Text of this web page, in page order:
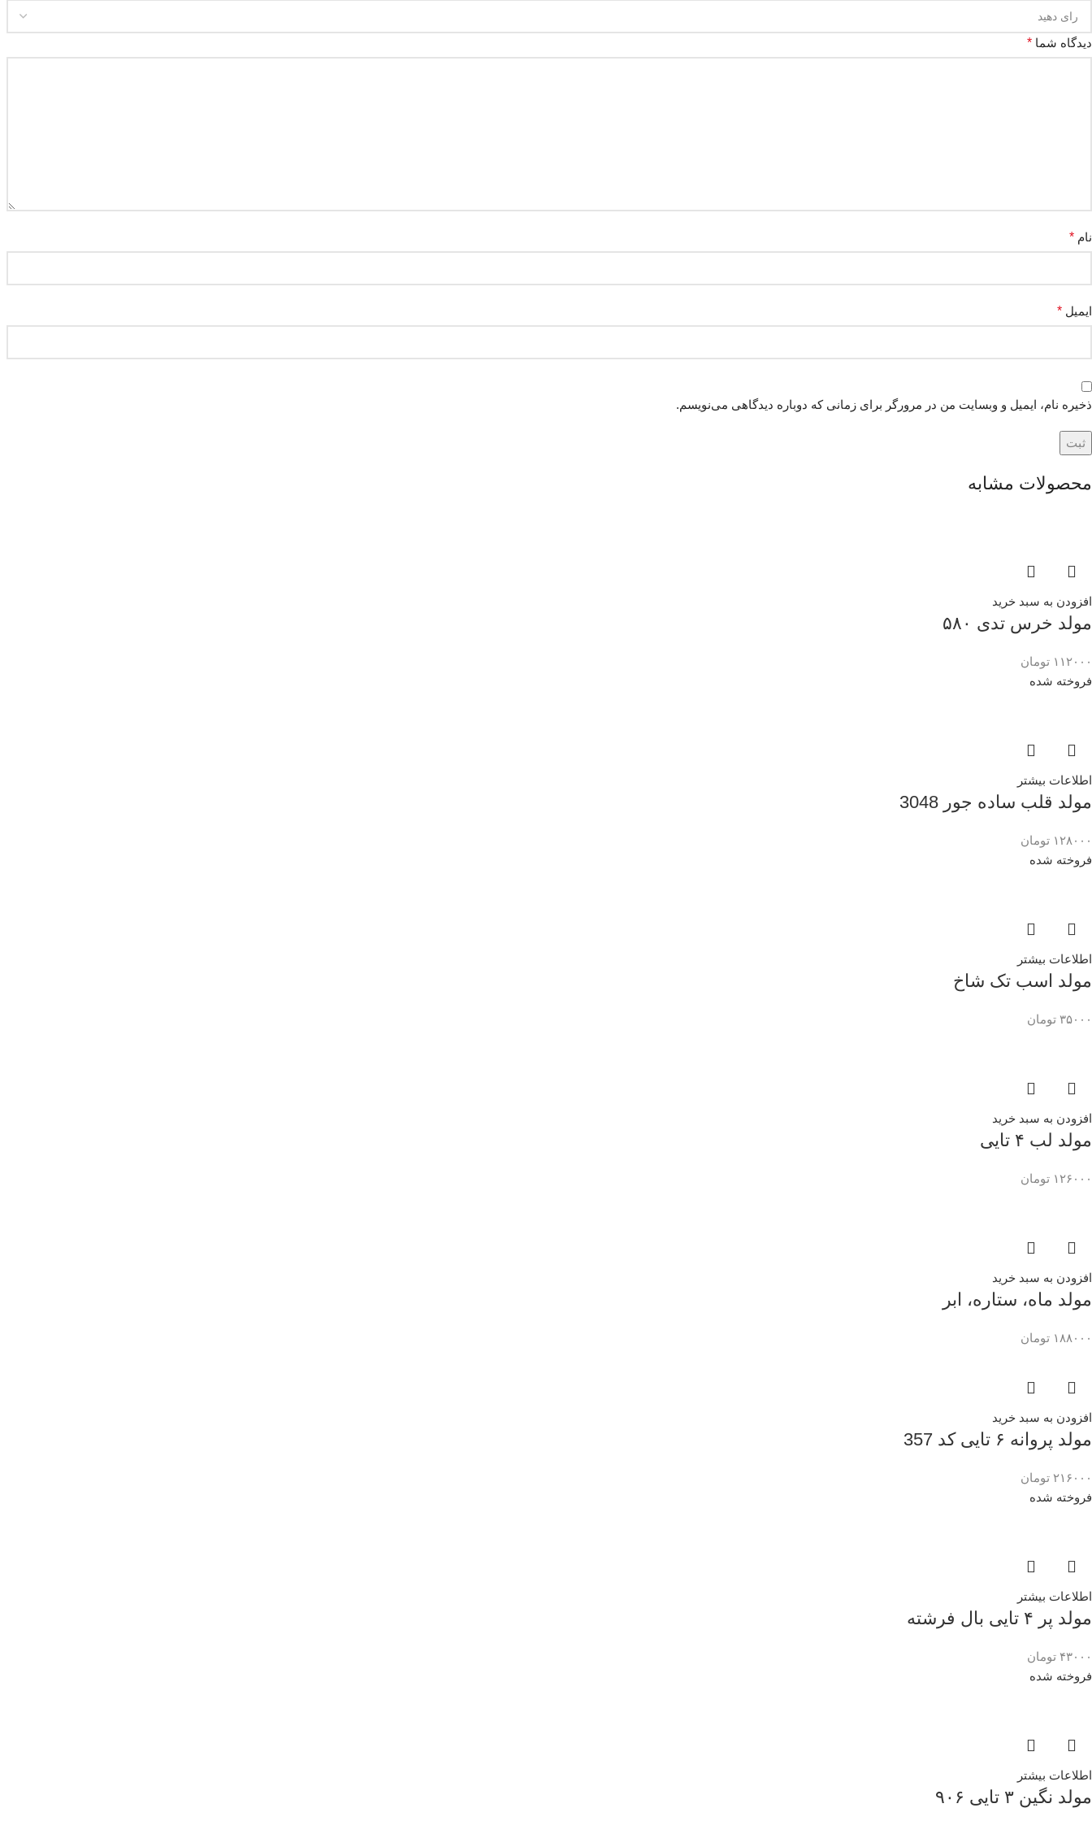
دیدگاه شما *
نام *
ایمیل *
ذخیره نام، ایمیل و وبسایت من در مرورگر برای زمانی که دوباره دیدگاهی می‌نویسم.
محصولات مشابه
افزودن به سبد خرید
مولد خرس تدی ۵۸۰
۱۱۲۰۰۰ تومان
فروخته شده
اطلاعات بیشتر
مولد قلب ساده جور 3048
۱۲۸۰۰۰ تومان
فروخته شده
اطلاعات بیشتر
مولد اسب تک شاخ
۳۵۰۰۰ تومان
افزودن به سبد خرید
مولد لب ۴ تایی
۱۲۶۰۰۰ تومان
افزودن به سبد خرید
مولد ماه، ستاره، ابر
۱۸۸۰۰۰ تومان
افزودن به سبد خرید
مولد پروانه ۶ تایی کد 357
۲۱۶۰۰۰ تومان
فروخته شده
اطلاعات بیشتر
مولد پر ۴ تایی بال فرشته
۴۳۰۰۰ تومان
فروخته شده
اطلاعات بیشتر
مولد نگین ۳ تایی ۹۰۶